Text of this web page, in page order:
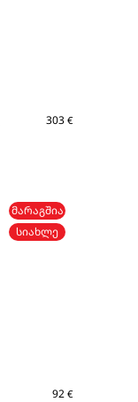
303 €
ᲛᲐᲠᲐᲒᲨᲘᲐ
ᲡᲘᲐᲮᲚᲔ
92 €